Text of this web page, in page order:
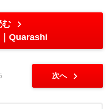
む chevron_right
Quarashi
次へ chevron_right